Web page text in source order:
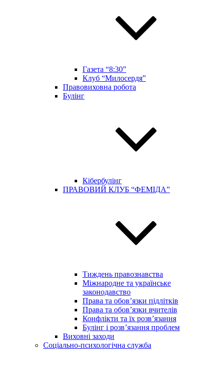
Газета “8:30”
Клуб “Милосердя”
Правовиховна робота
Булінг
Кібербулінг
ПРАВОВИЙ КЛУБ “ФЕМІДА”
Тиждень правознавства
Міжнародне та українське
законодавство
Права та обов’язки підлітків
Права та обов’язки вчителів
Конфлікти та їх розв’язання
Булінг і розв’язання проблем
Виховні заходи
Соціально-психологічна служба